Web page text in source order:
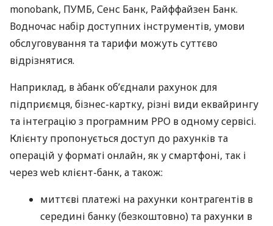
monobank, ПУМБ, Сенс Банк, Райффайзен Банк.
Водночас набір доступних інструментів, умови
обслуговування та тарифи можуть суттєво
відрізнятися.
Наприклад, в àбанк об’єднали рахунок для
підприємця, бізнес-картку, різні види еквайрингу
та інтеграцію з програмним РРО в одному сервісі.
Клієнту пропонується доступ до рахунків та
операцій у форматі онлайн, як у смартфоні, так і
через web клієнт-банк, а також:
миттєві платежі на рахунки контрагентів в
середині банку (безкоштовно) та рахунки в